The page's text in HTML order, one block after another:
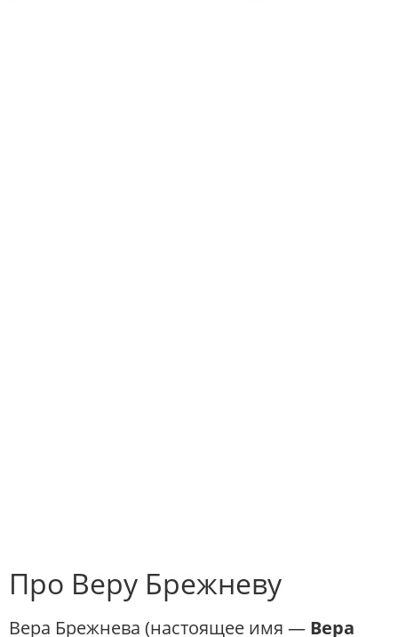
Про Веру Брежневу
Вера Брежнева (настоящее имя — Вера